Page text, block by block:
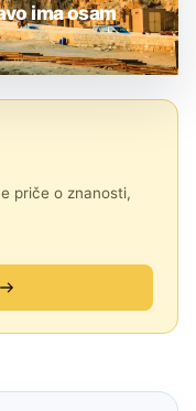
ima osam
priče o znanosti,